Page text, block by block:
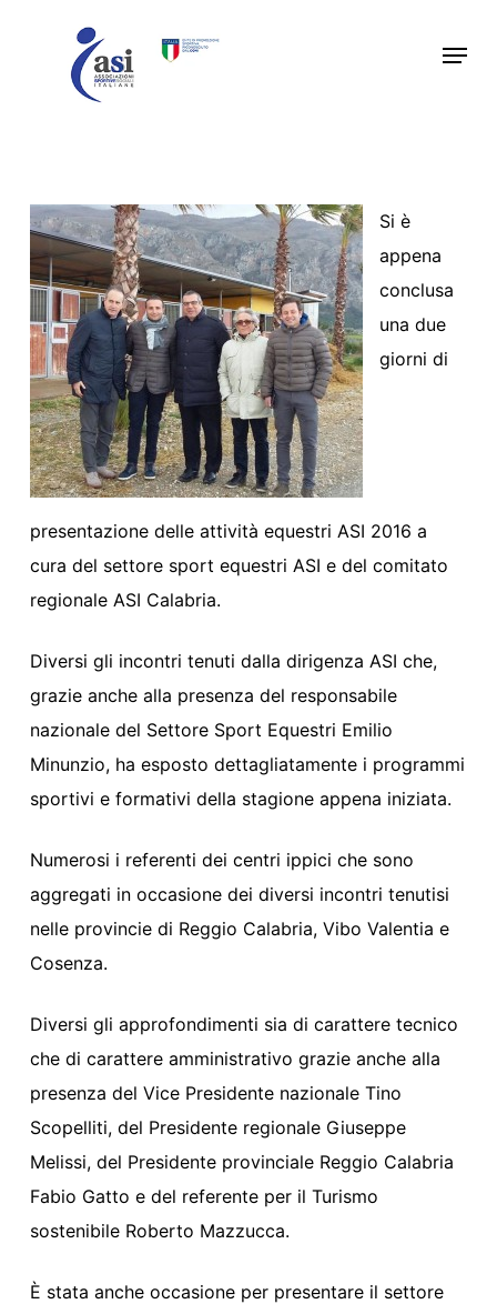
Menu
Si è
appena
conclusa
una due
giorni di
presentazione delle attività equestri ASI 2016 a
cura del settore sport equestri ASI e del comitato
regionale ASI Calabria.
Diversi gli incontri tenuti dalla dirigenza ASI che,
grazie anche alla presenza del responsabile
nazionale del Settore Sport Equestri Emilio
Minunzio, ha esposto dettagliatamente i programmi
sportivi e formativi della stagione appena iniziata.
Numerosi i referenti dei centri ippici che sono
aggregati in occasione dei diversi incontri tenutisi
nelle provincie di Reggio Calabria, Vibo Valentia e
Cosenza.
Diversi gli approfondimenti sia di carattere tecnico
che di carattere amministrativo grazie anche alla
presenza del Vice Presidente nazionale Tino
Scopelliti, del Presidente regionale Giuseppe
Melissi, del Presidente provinciale Reggio Calabria
Fabio Gatto e del referente per il Turismo
sostenibile Roberto Mazzucca.
È stata anche occasione per presentare il settore